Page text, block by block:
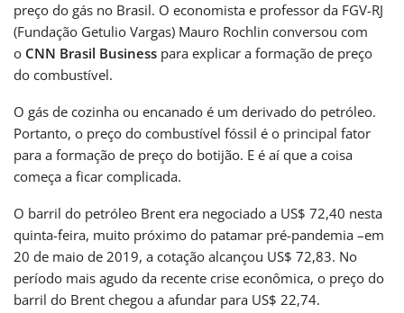
preço do gás no Brasil. O economista e professor da FGV-RJ
(Fundação Getulio Vargas) Mauro Rochlin conversou com
o CNN Brasil Business para explicar a formação de preço
do combustível.
O gás de cozinha ou encanado é um derivado do petróleo.
Portanto, o preço do combustível fóssil é o principal fator
para a formação de preço do botijão. E é aí que a coisa
começa a ficar complicada.
O barril do petróleo Brent era negociado a US$ 72,40 nesta
quinta-feira, muito próximo do patamar pré-pandemia –em
20 de maio de 2019, a cotação alcançou US$ 72,83. No
período mais agudo da recente crise econômica, o preço do
barril do Brent chegou a afundar para US$ 22,74.